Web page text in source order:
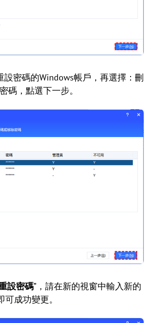
設密碼的Windows帳戶，再選擇：刪
碼，點選下一步。
設密碼”，請在新的視窗中輸入新的
可成功變更。